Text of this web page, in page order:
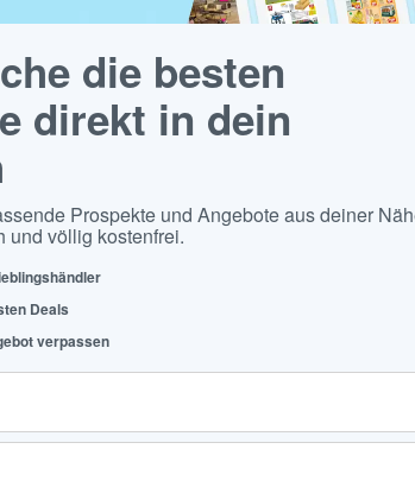
die besten
direkt in dein
Prospekte und Angebote aus deiner
und völlig kostenfrei.
Deals
verpassen